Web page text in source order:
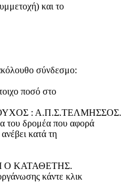
και το
σύνδεσμο:
ποσό στο
: Α.Π.Σ.ΤΕΛΜΗΣΣΟΣ.
του δρομέα που αφορά
κατά τη
Ο ΚΑΤΑΘΕΤΗΣ.
κάντε κλικ